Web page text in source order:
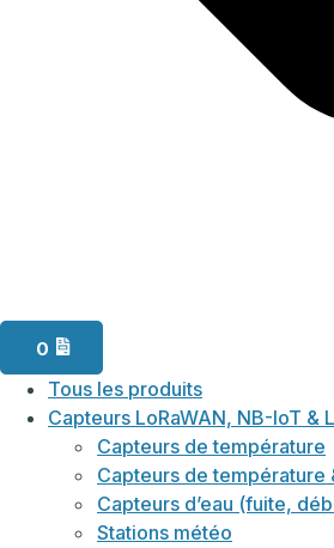
0
Tous les produits
Capteurs LoRaWAN, NB-IoT &
Capteurs de température
Capteurs de température
Capteurs d’eau (fuite,
Stations météo